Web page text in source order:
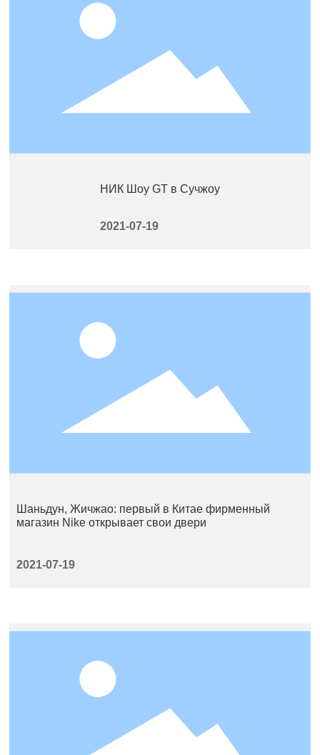
НИК Шоу GT в Сучжоу
2021-07-19
Шаньдун, Жичжао: первый в Китае фирменный
магазин Nike открывает свои двери
2021-07-19